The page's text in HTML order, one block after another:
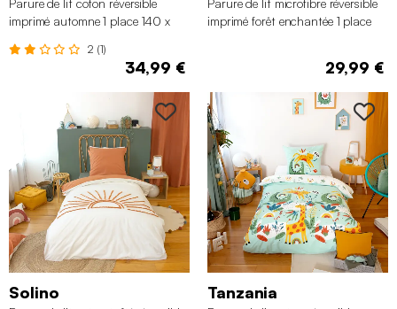
imprimé automne 1 place 140 x
2 (1)
34,99 €
imprimé forêt enchantée 1 place
29,99 €
Solino Tanzania